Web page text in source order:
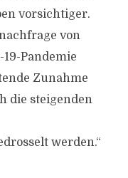
vorsichtiger.
von
Pandemie
Zunahme
die steigenden
werden.“